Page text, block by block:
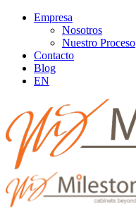
Empresa
Nosotros
Nuestro Proceso
Contacto
Blog
EN